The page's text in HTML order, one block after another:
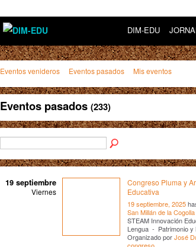
DIM-EDU
Eventos venideros Eventos pasados Mis eventos
Eventos pasados (233)
19 septiembre
Viernes
Congreso Pluma y
Educativa
19 septiembre, 2025
San Millán de la Cogolla
STEAM Innovación
Lengua - Patrimonio y
Organizado porJosé